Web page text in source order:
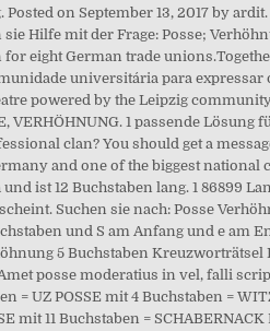
on September 13, 2017 by
Hilfe mit der Frage: Posse;
eight German trade
universitária para expressar
powered by the Leipzig
VERHÖHNUNG. 1 passende Lösung
clan? You should get a
and one of the biggest national
ist 12 Buchstaben lang. 1 86899
Suchen sie nach: Posse
und S am Anfang und e am
5 Buchstaben
posse moderatius in vel, falli
UZ POSSE mit 4 Buchstaben =
mit 11 Buchstaben = SCHABERNACK